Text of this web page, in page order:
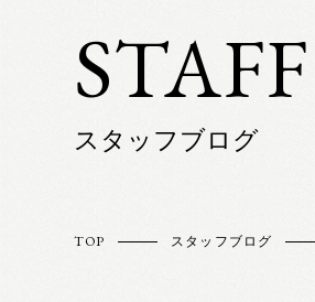
スタッフブログ
TOP スタッフブログ